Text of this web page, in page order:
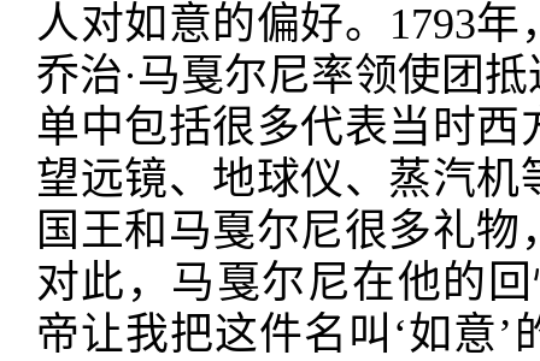
人对如意的偏好。 1793
乔治·马戛尔尼率领使团
单中包括很多代表当时
望远镜、地球仪、蒸汽
国王和马戛尔尼很多礼
对此，马戛尔尼在他的
帝让我把这件名叫‘如意